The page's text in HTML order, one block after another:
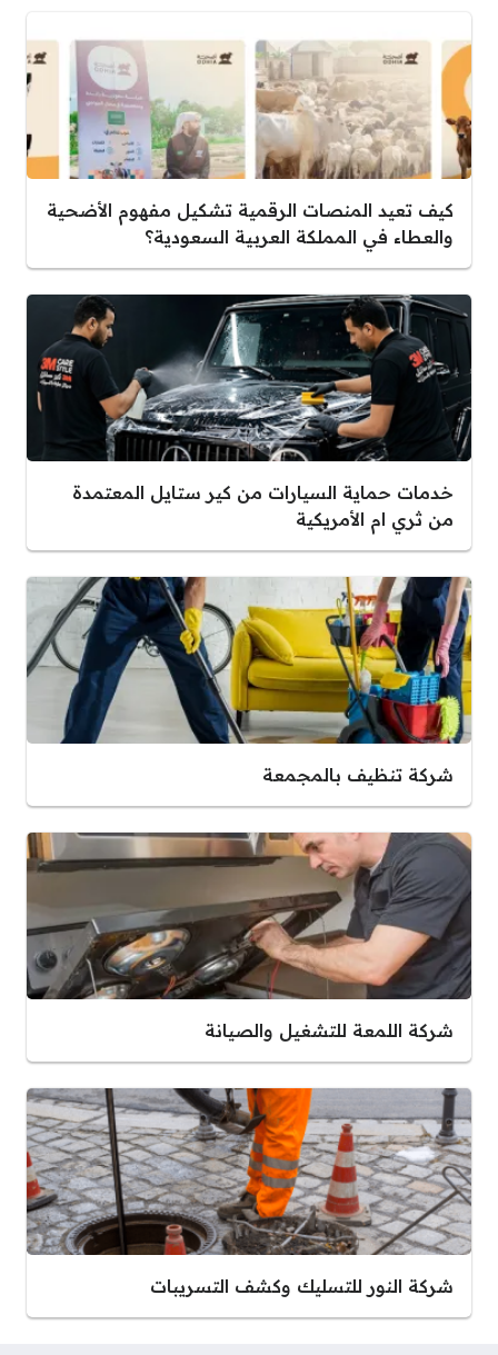
كيف تعيد المنصات الرقمية تشكيل مفهوم الأضحية
والعطاء في المملكة العربية السعودية؟
خدمات حماية السيارات من كير ستايل المعتمدة
من ثري ام الأمريكية
شركة تنظيف بالمجمعة
شركة اللمعة للتشغيل والصيانة
شركة النور للتسليك وكشف التسريبات